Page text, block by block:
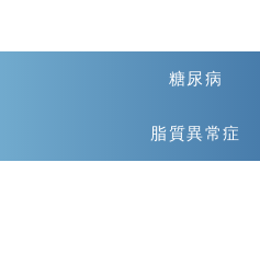
糖尿病
脂質異常症